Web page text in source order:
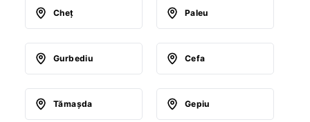
Cheţ Paleu
Gurbediu Cefa
Tămaşda Gepiu